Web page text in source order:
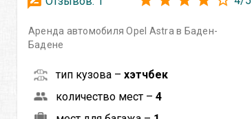
Аренда автомобиля Opel Astra в Баден-
Бадене
тип кузова – хэтчбек
количество мест – 4